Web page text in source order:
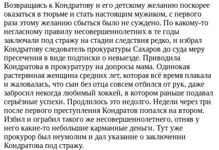
Возвращаясь к Кондратову и его детскому желанию поскорее
оказаться в тюрьме и стать настоящим мужиком, с первого
раза этому желанию сбыться было не суждено. По какому-то
негласному правилу несовершеннолетних в те годы
заключали под стражу на стадии следствия редко, и избрал
Кондратову следователь прокуратуры Сахаров до суда меру
пресечения в виде подписки о невыезде. Приводила
Кондратова в прокуратуру на допросы мама. Одинокая
растерянная женщина средних лет, которая всё время плакала
и жаловалась, что сын без отца совсем отбился от рук, даже
забросил некогда любимый хоккей, в котором раньше подавал
серьёзные успехи. Продлилось это недолго. Недели через три
после первого преступления Кондратов попался на втором.
Избил и ограбил такого же несовершеннолетнего, отняв у
него какие-то небольшие карманные деньги. Тут уже
прокурор был неумолим и дал указание о заключении
Кондратова под стражу.